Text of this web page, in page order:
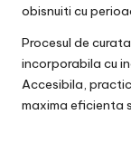
obisnuiti cu
Procesul de
incorporabila cu
Accesibila,
maxima eficienta